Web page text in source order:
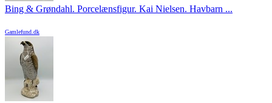
Bing & Grøndahl. Porcelænsfigur. Kai Nielsen. Havbarn ...
Gamlefund.dk